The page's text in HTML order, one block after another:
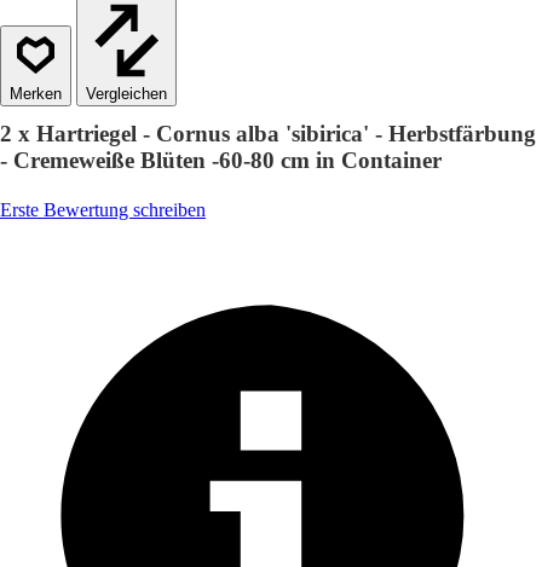
Vergleichen
2 x Hartriegel - Cornus alba 'sibirica' - Herbstfärbung
- Cremeweiße Blüten -60-80 cm in Container
Erste Bewertung schreiben